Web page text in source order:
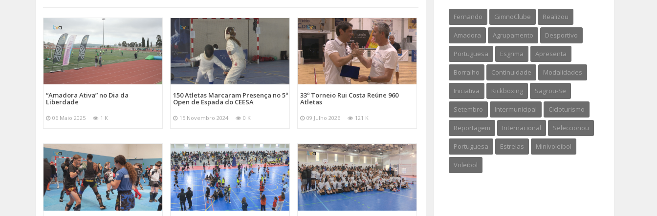
“Amadora Ativa” no Dia da
Liberdade
06 Maio 2025 1 K
150 Atletas Marcaram Presença no 5º
Open de Espada do CEESA
15 Novembro 2024 0 K
33º Torneio Rui Costa Reúne 960
Atletas
09 Julho 2026 121 K
Fernando GimnoClube Realizou
Amadora Agrupamento Desportivo
Portuguesa Esgrima Apresenta
Borralho Continuidade Modalidades
Iniciativa Kickboxing Sagrou-Se
Setembro Intermunicipal Cicloturismo
Reportagem Internacional Seleccionou
Portuguesa Estrelas Minivoleibol
Voleibol